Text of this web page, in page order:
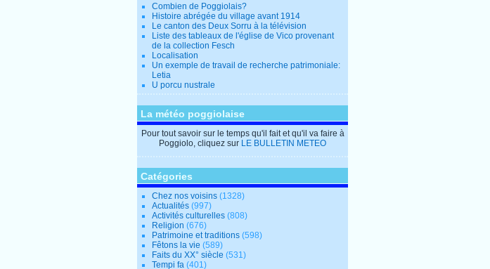
Combien de Poggiolais?
Histoire abrégée du village avant 1914
Le canton des Deux Sorru à la télévision
Liste des tableaux de l'église de Vico provenant
de la collection Fesch
Localisation
Un exemple de travail de recherche patrimoniale:
Letia
U porcu nustrale
La météo poggiolaise
Pour tout savoir sur le temps qu'il fait et qu'il va faire à
Poggiolo, cliquez sur LE BULLETIN METEO
Catégories
Chez nos voisins (1328)
Actualités (997)
Activités culturelles (808)
Religion (676)
Patrimoine et traditions (598)
Fêtons la vie (589)
Faits du XX° siècle (531)
Tempi fa (401)